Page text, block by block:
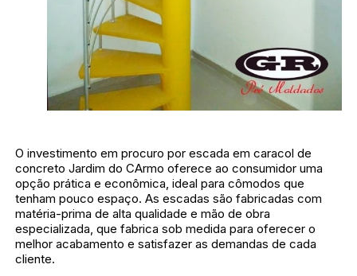
O investimento em procuro por escada em caracol de
concreto Jardim do CArmo oferece ao consumidor uma
opção prática e econômica, ideal para cômodos que
tenham pouco espaço. As escadas são fabricadas com
matéria-prima de alta qualidade e mão de obra
especializada, que fabrica sob medida para oferecer o
melhor acabamento e satisfazer as demandas de cada
cliente.